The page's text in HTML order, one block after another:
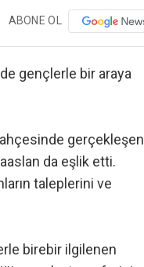
ABONE OL
gençlerle bir araya
gerçekleşen
da eşlik etti.
taleplerini ve
birebir ilgilenen